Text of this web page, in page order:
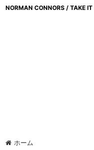
NORMAN CONNORS / TAKE
ホーム